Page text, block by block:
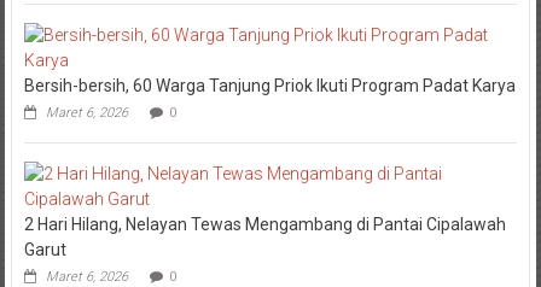
Bersih-bersih, 60 Warga Tanjung Priok Ikuti Program Padat Karya
Maret 6, 2026 0
2 Hari Hilang, Nelayan Tewas Mengambang di Pantai Cipalawah
Garut
Maret 6, 2026 0